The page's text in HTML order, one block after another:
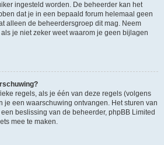
ingesteld worden. De beheerder kan het
dat je in een bepaald forum helemaal geen
alleen de beheerdersgroep dit mag. Neem
je niet zeker weet waarom je geen bijlagen
regels, als je één van deze regels (volgens
je een waarschuwing ontvangen. Het sturen van
beslissing van de beheerder, phpBB Limited
mee te maken.